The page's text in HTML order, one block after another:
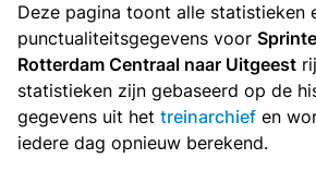
Deze pagina toont alle statistieken
punctualiteitsgegevens voor
Rotterdam Centraal naar Uitgeest
statistieken zijn gebaseerd op de
gegevens uit het treinarchief en
iedere dag opnieuw berekend.